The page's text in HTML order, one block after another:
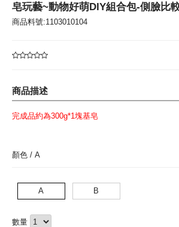
皂玩藝~動物好萌DIY組合包-側臉比
商品料號:1103010104
商品描述
完成品約為300g*1塊基皂
顏色 / A
A B
數量